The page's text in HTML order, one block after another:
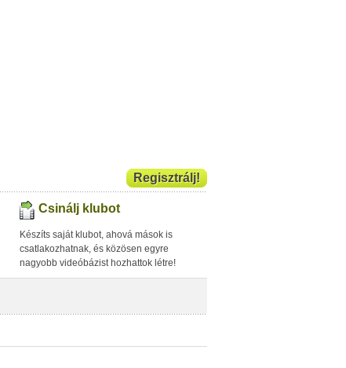
Regisztrálj!
Csinálj klubot
Készíts saját klubot, ahová mások is
csatlakozhatnak, és közösen egyre
nagyobb videóbázist hozhattok létre!